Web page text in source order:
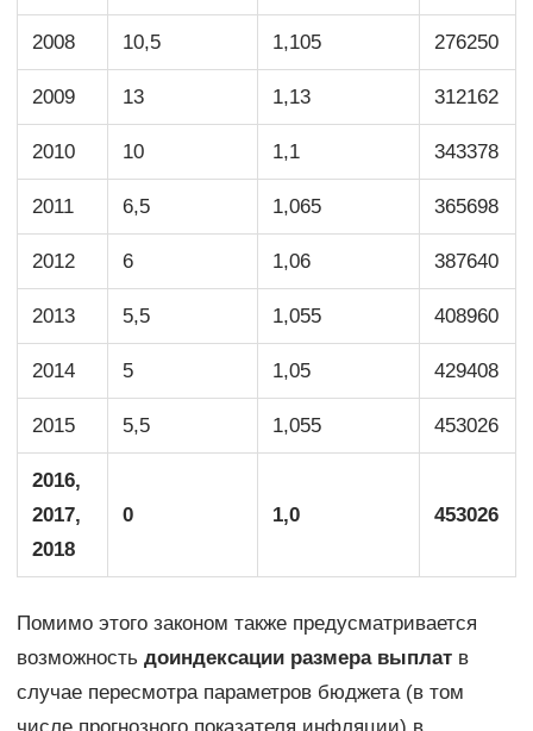
2008 10,5 1,105 276250
2009 13 1,13 312162
2010 10 1,1 343378
2011 6,5 1,065 365698
2012 6 1,06 387640
2013 5,5 1,055 408960
2014 5 1,05 429408
2015 5,5 1,055 453026
2016,
2017,
2018
0 1,0 453026
Помимо этого законом также предусматривается
возможность доиндексации размера выплатв
случае пересмотра параметров бюджета (в том